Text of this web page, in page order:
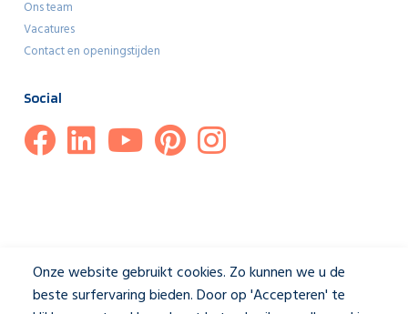
Ons team
Vacatures
Contact en openingstijden
Social
Onze website gebruikt cookies. Zo kunnen we u de
beste surfervaring bieden. Door op 'Accepteren' te